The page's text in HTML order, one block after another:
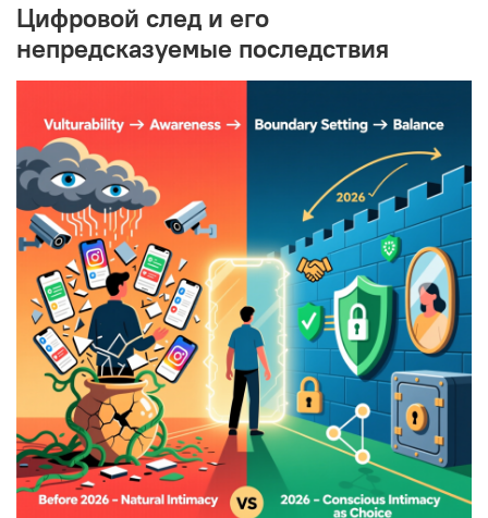
Цифровой след и его
непредсказуемые последствия